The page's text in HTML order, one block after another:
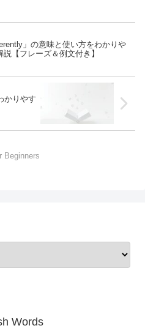
」の意味と使い方をわかりや
説【フレーズ＆例文付き】
かりやす
Beginners
Words